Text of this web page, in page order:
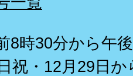
8時30分から午
祝・12月29日